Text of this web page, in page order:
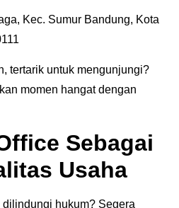
Kec. Sumur Bandung, Kota
tertarik untuk mengunjungi?
momen hangat dengan
Sebagai
Usaha
hukum? Segera